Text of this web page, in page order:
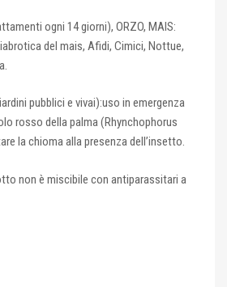
ogni 14 giorni), ORZO, MAIS:
del mais, Afidi, Cimici, Nottue,
pubblici e vivai):uso in emergenza
rosso della palma (Rhynchophorus
la chioma alla presenza dell’insetto.
non è miscibile con antiparassitari a